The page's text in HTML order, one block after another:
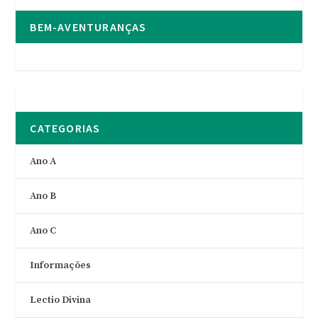
BEM-AVENTURANÇAS
CATEGORIAS
Ano A
Ano B
Ano C
Informações
Lectio Divina